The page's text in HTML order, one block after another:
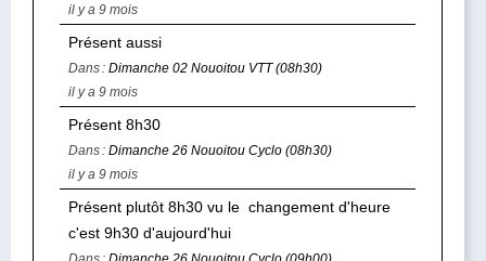
il y a 9 mois
Présent aussi
Dans : Dimanche 02 Nouoitou VTT (08h30)
il y a 9 mois
Présent 8h30
Dans : Dimanche 26 Nouoitou Cyclo (08h30)
il y a 9 mois
Présent plutôt 8h30 vu le changement d'heure
c'est 9h30 d'aujourd'hui